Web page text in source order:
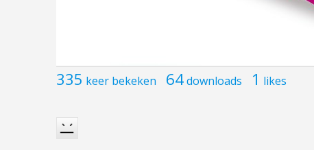
335 keer bekeken 64downloads 1 likes